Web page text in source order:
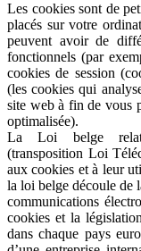
Les cookies sont de
placés sur votre
peuvent avoir de
fonctionnels (par
cookies de session
(les cookies qui
site web à fin de vous
optimalisée).
La Loi belge
(transposition Loi
aux cookies et à leur
la loi belge découle de
communications
cookies et la
dans chaque pays